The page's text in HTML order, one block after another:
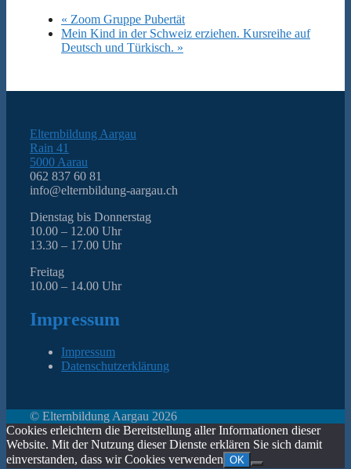
« Zoom Gruppe Pubertät
Mein Kind in der Schweiz erziehen. Kursreihe auf
Deutsch und Türkisch. »
Elternbildung Aargau
Rain 41
5000 Aarau
062 837 60 81
info@elternbildung-aargau.ch
Dienstag bis Donnerstag
10.00 – 12.00 Uhr
13.30 – 17.00 Uhr
Freitag
10.00 – 14.00 Uhr
Impressum
Impressum
Datenschutzerklärung
© Elternbildung Aargau 2026
Cookies erleichtern die Bereitstellung aller Informationen dieser
Website. Mit der Nutzung dieser Dienste erklären Sie sich damit
einverstanden, dass wir Cookies verwenden OK